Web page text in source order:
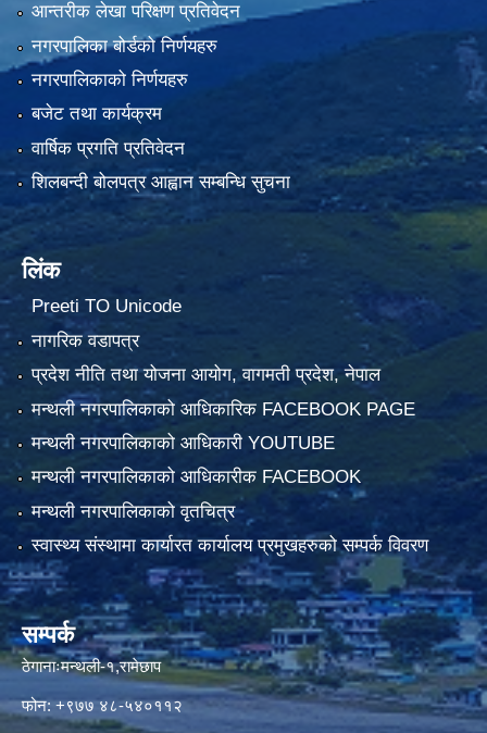
आन्तरीक लेखा परिक्षण प्रतिवेदन
नगरपालिका बोर्डको निर्णयहरु
नगरपालिकाको निर्णयहरु
बजेट तथा कार्यक्रम
वार्षिक प्रगति प्रतिवेदन
शिलबन्दी बोलपत्र आह्वान सम्बन्धि सुचना
लिंक
Preeti TO Unicode
नागरिक वडापत्र
प्रदेश नीति तथा योजना आयोग, वागमती प्रदेश, नेपाल
मन्थली नगरपालिकाको आधिकारिक FACEBOOK PAGE
मन्थली नगरपालिकाको आधिकारी YOUTUBE
मन्थली नगरपालिकाको आधिकारीक FACEBOOK
मन्थली नगरपालिकाको वृतचित्र
स्वास्थ्य संस्थामा कार्यारत कार्यालय प्रमुखहरुको सम्पर्क विवरण
सम्पर्क
ठेगानाःमन्थली-१,रामेछाप
फोन: +९७७ ४८-५४०११२